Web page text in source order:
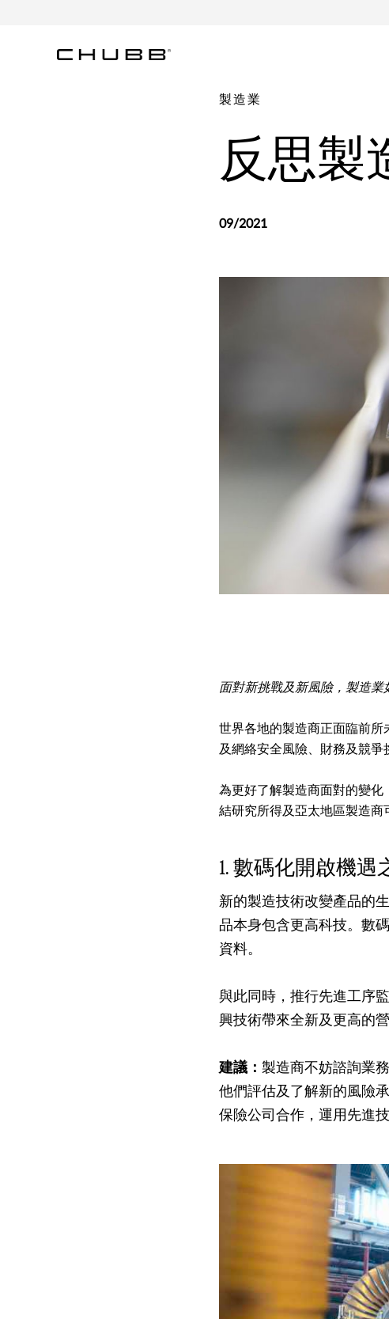
製造業
反思製
09/2021
面對新挑戰及新風險，製造
世界各地的製造商正面臨前
及網絡安全風險、財務及競爭
為更好了解製造商面對的變化
結研究所得及亞太地區製造商
數碼化開啟機遇
新的製造技術改變產品的
品本身包含更高科技。數
資料。
與此同時，推行先進工序
興技術帶來全新及更高的
建議： 製造商不妨諮詢業
他們評估及了解新的風險
保險公司合作，運用先進